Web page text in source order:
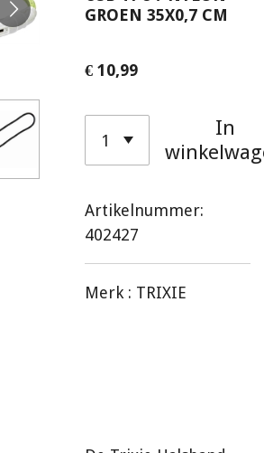
GROEN 35X0,7 CM
€ 10,99
In
Artikelnummer:
402427
Merk : TRIXIE